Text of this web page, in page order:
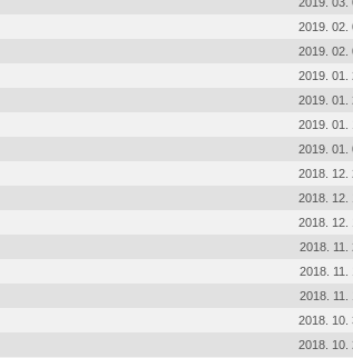
2019. 02.
2019. 02.
2019. 01.
2019. 01.
2019. 01.
2019. 01.
2018. 12.
2018. 12.
2018. 12.
2018. 11.
2018. 11.
2018. 11.
2018. 10.
2018. 10.